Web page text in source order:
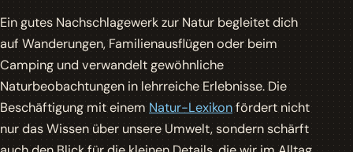
Ein gutes Nachschlagewerk zur Natur begleitet dich
auf Wanderungen, Familienausflügen oder beim
Camping und verwandelt gewöhnliche
Naturbeobachtungen in lehrreiche Erlebnisse. Die
Beschäftigung mit einemNatur-Lexikonfördert nicht
nur das Wissen über unsere Umwelt, sondern schärft